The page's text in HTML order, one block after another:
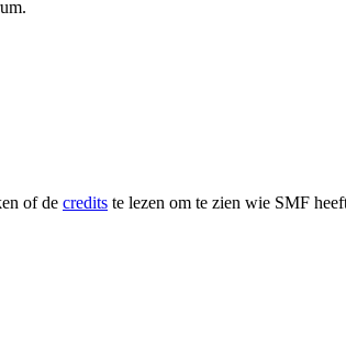
of de credits te lezen om te zien wie SMF